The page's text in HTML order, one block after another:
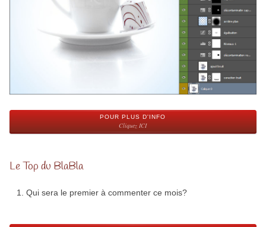
POUR PLUS D'INFO
Cliquez ICI
Le Top du BlaBla
Qui sera le premier à commenter ce mois?